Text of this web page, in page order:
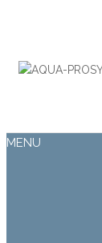
MENU